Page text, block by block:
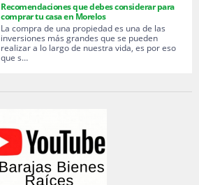
Recomendaciones que debes considerar para
comprar tu casa en Morelos
La compra de una propiedad es una de las
inversiones más grandes que se pueden
realizar a lo largo de nuestra vida, es por eso
que s…